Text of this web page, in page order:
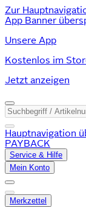
Zur
App Banner
Unsere App
Kostenlos im
Jetzt anzeigen
Hauptnavigation
PAYBACK
Service & Hilfe
Mein Konto
Merkzettel